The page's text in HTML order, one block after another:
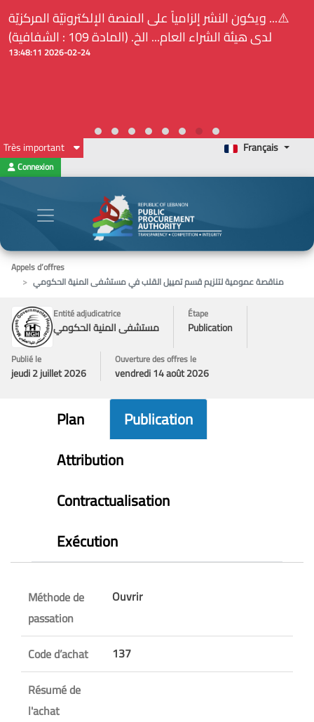
⚠️... ويكون النشر إلزامياً على المنصة الإلكترونيّة المركزيّة
لدى هيئة الشراء العام... الخ. (المادة 109 : الشفافية)
2026-02-24 13:48:11
Très important Français
Connexion
Appels d’offres
مناقصة عمومية لتلزيم قسم تمييل القلب في مستشفى المنية الحكومي
Entité adjudicatrice
مستشفى المنية الحكومي
Étape
Publication
Publié le
jeudi 2 juillet 2026
Ouverture des offres le
vendredi 14 août 2026
Plan
Publication
Attribution
Contractualisation
Exécution
Méthode de
passation
Ouvrir
Code d’achat
137
Résumé de
l'achat